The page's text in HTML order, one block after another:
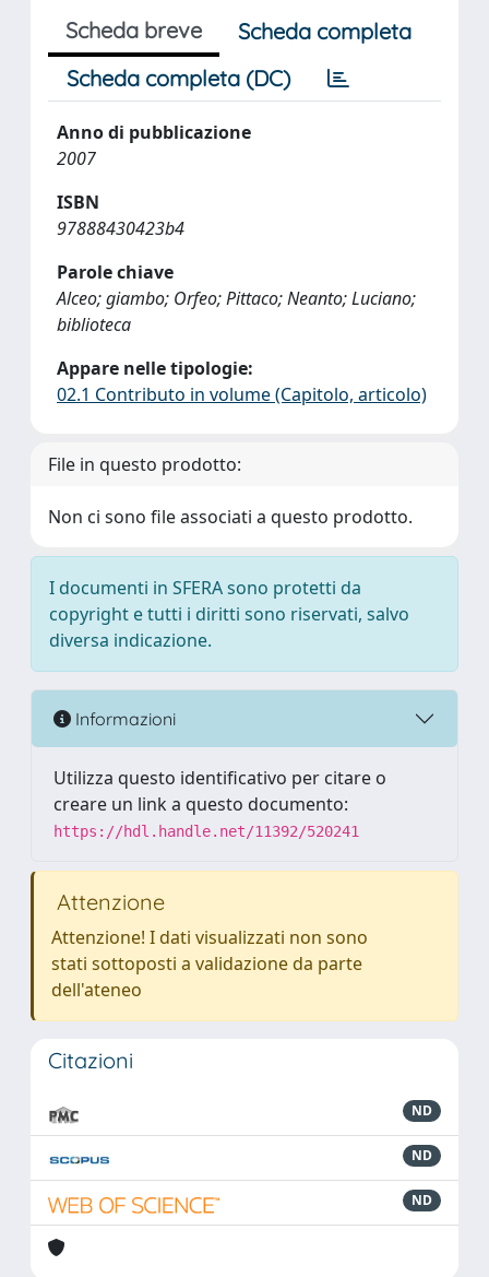
Scheda breve
Scheda completa
Scheda completa (DC)
Anno di pubblicazione
2007
ISBN
97888430423b4
Parole chiave
Alceo; giambo; Orfeo; Pittaco; Neanto; Luciano;
biblioteca
Appare nelle tipologie:
02.1 Contributo in volume (Capitolo, articolo)
File in questo prodotto:
Non ci sono file associati a questo prodotto.
I documenti in SFERA sono protetti da
copyright e tutti i diritti sono riservati, salvo
diversa indicazione.
Informazioni
Utilizza questo identificativo per citare o
creare un link a questo documento:
https://hdl.handle.net/11392/520241
Attenzione
Attenzione! I dati visualizzati non sono
stati sottoposti a validazione da parte
dell'ateneo
Citazioni
ND
ND
ND